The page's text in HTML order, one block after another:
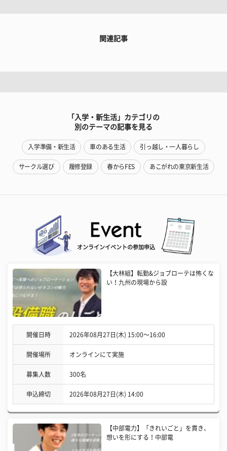
関連記事
「入学・新生活」カテゴリの
別のテーマの記事を見る
入学準備・新生活 車のある生活 引っ越し・一人暮らし
サークル選び 履修登録 春からFES あこがれの東京新生活
オンラインイベントの参加申込
【大林組】転勤&ジョブローテは怖くな
い！九州の現場から設
開催日時 2026年08月27日(木) 15:00〜16:00
開催場所 オンラインにて実施
募集人数 300名
申込締切 2026年08月27日(木) 14:00
【中部電力】「きれいごと」を貫き、
想いを形にする！中部電